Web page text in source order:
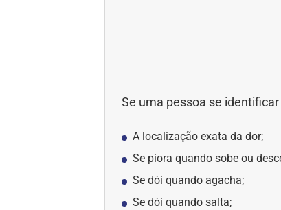
Se uma pessoa se
A localização exata da dor;
Se piora quando sobe ou
Se dói quando agacha;
Se dói quando salta;